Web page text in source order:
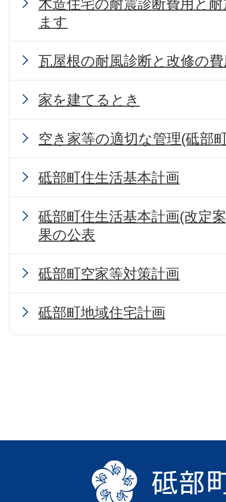
木造住宅の耐震診断費用と
ます
瓦屋根の耐風診断と改修の
家を建てるとき
空き家等の適切な管理(砥部
砥部町住生活基本計画
砥部町住生活基本計画(改定
果の公表
砥部町空家等対策計画
砥部町地域住宅計画